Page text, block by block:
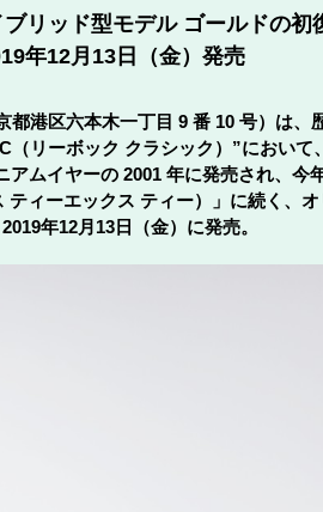
リッド型モデル ゴールドの初
年12月13日（金）発売
港区六本木一丁目 9 番 10 号）は、
リーボック クラシック）”において
ムイヤーの 2001 年に発売され、今
ィーエックス ティー）」に続く、
年12月13日（金）に発売。